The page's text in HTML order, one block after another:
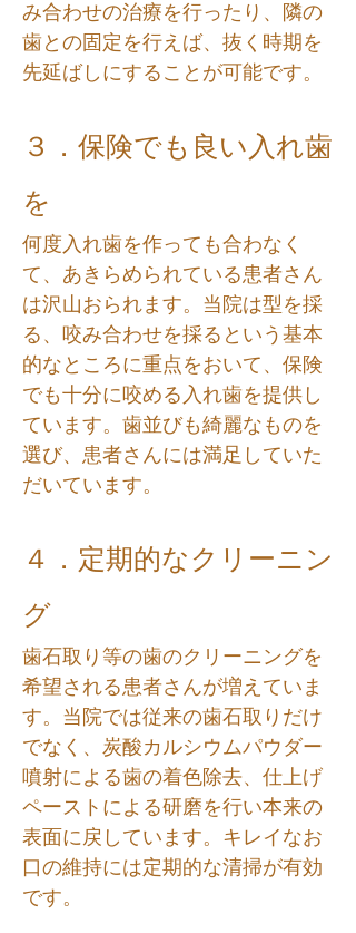
み合わせの治療を行ったり、隣の
歯との固定を行えば、抜く時期を
先延ばしにすることが可能です。
３．保険でも良い入れ歯
を
何度入れ歯を作っても合わなく
て、あきらめられている患者さん
は沢山おられます。当院は型を採
る、咬み合わせを採るという基本
的なところに重点をおいて、保険
でも十分に咬める入れ歯を提供し
ています。歯並びも綺麗なものを
選び、患者さんには満足していた
だいています。
４．定期的なクリーニン
グ
歯石取り等の歯のクリーニングを
希望される患者さんが増えていま
す。当院では従来の歯石取りだけ
でなく、炭酸カルシウムパウダー
噴射による歯の着色除去、仕上げ
ペーストによる研磨を行い本来の
表面に戻しています。キレイなお
口の維持には定期的な清掃が有効
です。